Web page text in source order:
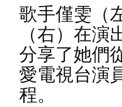
歌手僅雯（
（右）在演
分享了她們
愛電視台演
程。